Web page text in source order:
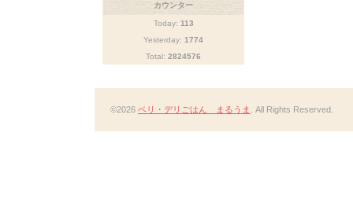
カウンター
Today: 113
Yesterday: 1774
Total: 2824576
©2026 ベリ・デリごはん まるうま . All Rights Reserved.